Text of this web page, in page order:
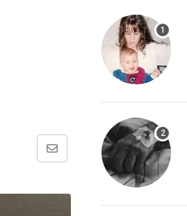
Share
Email